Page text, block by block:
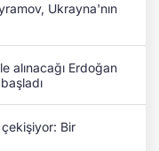
Ukrayna'nın
alınacağı Erdoğan
çekişiyor: Bir